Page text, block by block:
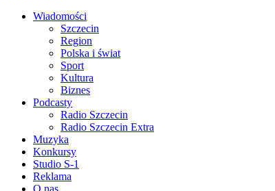
Wiadomości
Szczecin
Region
Polska i świat
Sport
Kultura
Biznes
Podcasty
Radio Szczecin
Radio Szczecin Extra
Muzyka
Konkursy
Studio S-1
Reklama